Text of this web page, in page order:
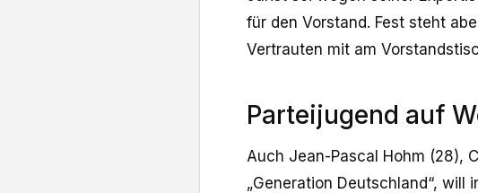
für den Vorstand. Fest steht
Vertrauten mit am
Parteijugend auf
Auch Jean-Pascal Hohm (28),
„Generation Deutschland“, will